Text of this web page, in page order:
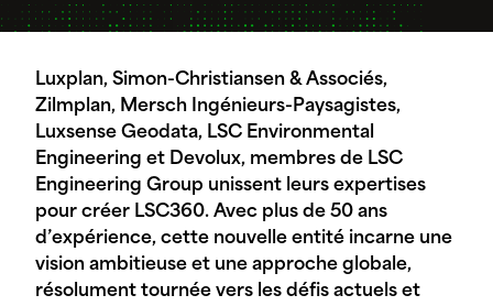
Luxplan, Simon-Christiansen & Associés,
Zilmplan, Mersch Ingénieurs-Paysagistes,
Luxsense Geodata, LSC Environmental
Engineering et Devolux, membres de LSC
Engineering Group unissent leurs expertises
pour créer LSC360. Avec plus de 50 ans
d’expérience, cette nouvelle entité incarne une
vision ambitieuse et une approche globale,
résolument tournée vers les défis actuels et